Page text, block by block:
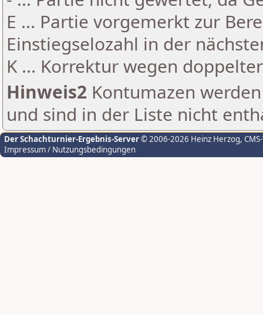
E ... Partie vorgemerkt zur
Einstiegselozahl in der
K ... Korrektur wegen
Hinweis2 Kontumazen
und sind in der Liste nicht
Der Schachturnier-Ergebnis-Server© 2006-2026 Heinz Herzog,
Impressum / Nutzungsbedingungen